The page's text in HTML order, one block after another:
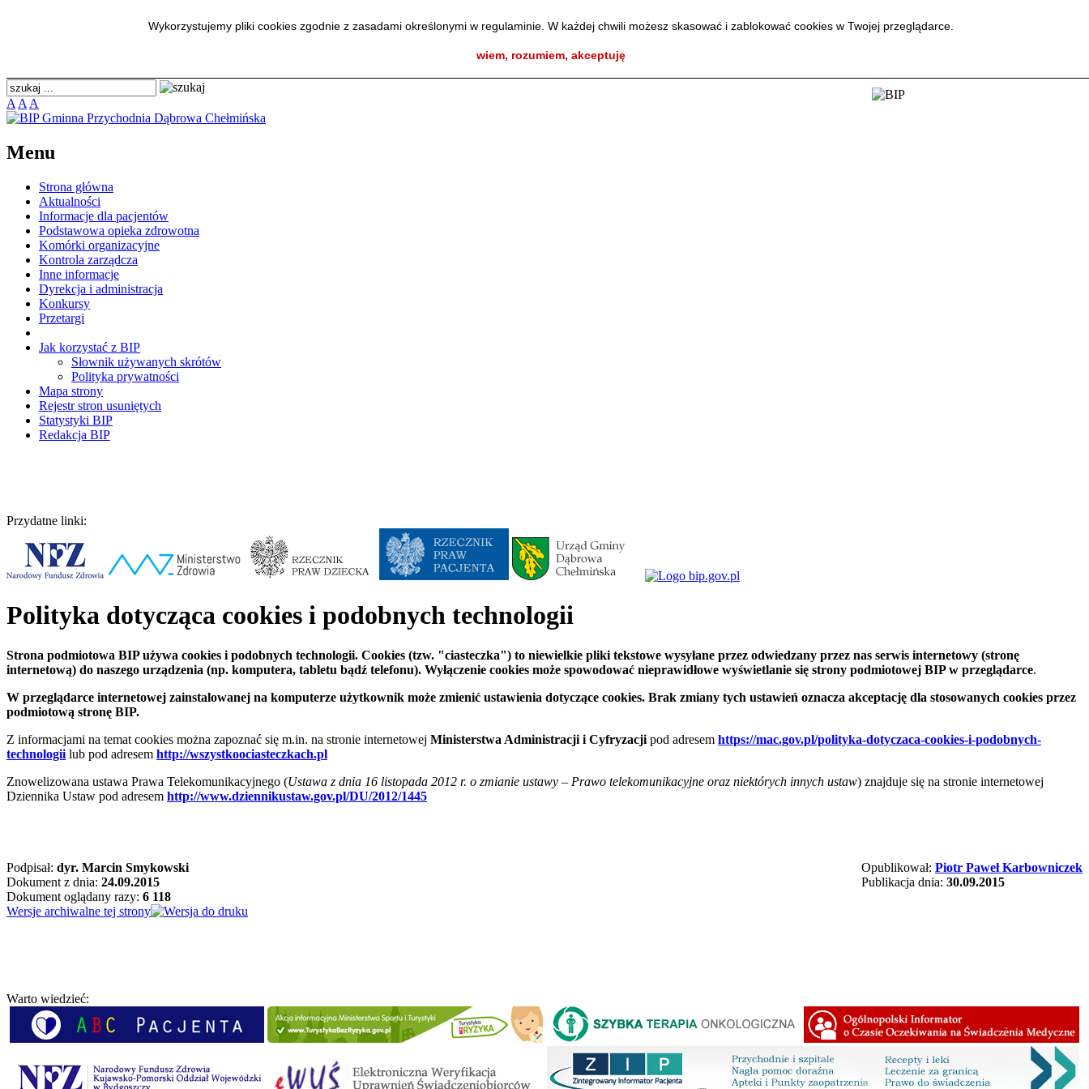
Wykorzystujemy pliki cookies zgodnie z zasadami określonymi w regulaminie. W każdej chwili możesz skasować i zablokować cookies w Twojej przeglądarce.
wiem, rozumiem, akceptuję
BIP Gminna Przychodnia Dąbrowa Chełmińska
A A A
Menu
Strona główna
Aktualności
Informacje dla pacjentów
Podstawowa opieka zdrowotna
Komórki organizacyjne
Kontrola zarządcza
Inne informacje
Dyrekcja i administracja
Konkursy
Przetargi
Jak korzystać z BIP
Słownik używanych skrótów
Polityka prywatności
Mapa strony
Rejestr stron usuniętych
Statystyki BIP
Redakcja BIP
Przydatne linki:
Polityka dotycząca cookies i podobnych technologii
Strona podmiotowa BIP używa cookies i podobnych technologii. Cookies (tzw. "ciasteczka") to niewielkie pliki tekstowe wysyłane przez odwiedzany przez nas serwis internetowy (stronę
internetową) do naszego urządzenia (np. komputera, tabletu bądź telefonu). Wyłączenie cookies może spowodować nieprawidłowe wyświetlanie się strony podmiotowej BIP w przeglądarce.
W przeglądarce internetowej zainstalowanej na komputerze użytkownik może zmienić ustawienia dotyczące cookies. Brak zmiany tych ustawień oznacza akceptację dla stosowanych cookies przez
podmiotową stronę BIP.
Z informacjami na temat cookies można zapoznać się m.in. na stronie internetowej Ministerstwa Administracji i Cyfryzacji pod adresem https://mac.gov.pl/polityka-dotyczaca-cookies-i-podobnych-
technologii lub pod adresem http://wszystkoociasteczkach.pl
Znowelizowana ustawa Prawa Telekomunikacyjnego (Ustawa z dnia 16 listopada 2012 r. o zmianie ustawy – Prawo telekomunikacyjne oraz niektórych innych ustaw) znajduje się na stronie internetowej
Dziennika Ustaw pod adresem http://www.dziennikustaw.gov.pl/DU/2012/1445
Opublikował: Piotr Paweł Karbowniczek
Publikacja dnia: 30.09.2015
Podpisał: dyr. Marcin Smykowski
Dokument z dnia: 24.09.2015
Dokument oglądany razy: 6 118
Wersje archiwalne tej strony
Warto wiedzieć: